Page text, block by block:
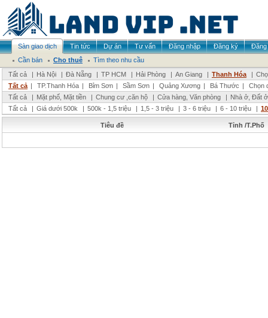
Sàn giao dịch Tin tức Dự án Tư vấn Đăng nhập Đăng ký
Đăng
Cần bán
Cho thuê
Tìm theo nhu cầu
Tất cả
| Hà Nội | Đà Nẵng | TP HCM | Hải Phòng | An Giang | Thanh Hóa |
Tất cả | TP.Thanh Hóa | Bỉm Sơn | Sầm Sơn | Quảng Xương | Bá Thước |
Chọn
Tất cả
| Mặt phố, Mặt tiền | Chung cư ,căn hộ | Cửa hàng, Văn phòng | Nhà ở, Đất ở
Tất cả
| Giá dưới 500k | 500k - 1,5 triệu | 1,5 - 3 triệu | 3 - 6 triệu | 6 - 10 triệu |
Tiêu đề Tỉnh /T.Phố